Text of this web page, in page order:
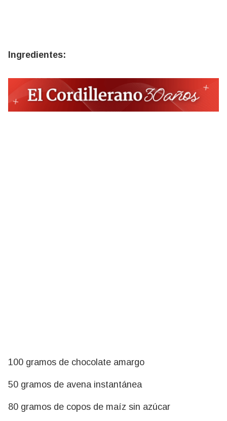
Ingredientes:
100 gramos de chocolate amargo
50 gramos de avena instantánea
80 gramos de copos de maíz sin azúcar